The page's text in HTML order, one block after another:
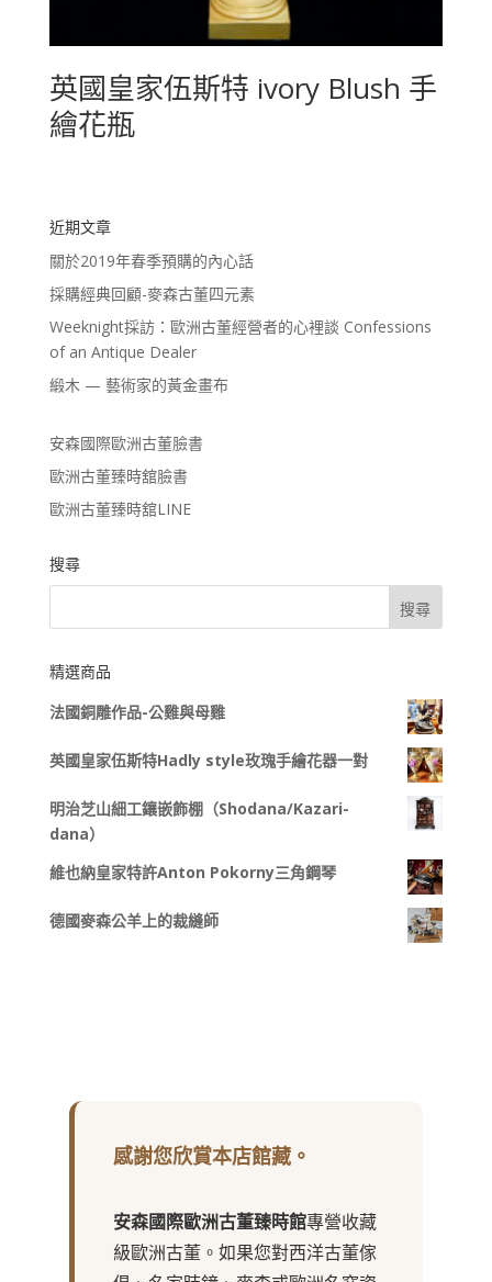
英國皇家伍斯特 ivory Blush 手
繪花瓶
近期文章
關於2019年春季預購的內心話
採購經典回顧-麥森古董四元素
Weeknight採訪：歐洲古董經營者的心裡談 Confessions
of an Antique Dealer
緞木 — 藝術家的黃金畫布
安森國際歐洲古董臉書
歐洲古董臻時舘臉書
歐洲古董臻時舘LINE
搜尋
精選商品
法國銅雕作品-公雞與母雞
英國皇家伍斯特Hadly style玫瑰手繪花器一對
明治芝山細工鑲嵌飾棚（Shodana/Kazari-
dana）
維也納皇家特許Anton Pokorny三角鋼琴
德國麥森公羊上的裁縫師
感謝您欣賞本店館藏。
安森國際歐洲古董臻時館專營收藏
級歐洲古董。如果您對西洋古董傢